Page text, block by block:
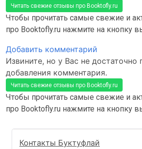
Читать свежие отзывы про Booktofly.ru
Чтобы прочитать самые свежие и
про Booktofly.ru нажмите на кнопку
Добавить комментарий
Извините, но у Вас не достаточно
добавления комментария.
Читать свежие отзывы про Booktofly.ru
Чтобы прочитать самые свежие и
про Booktofly.ru нажмите на кнопку
Контакты Буктуфлай